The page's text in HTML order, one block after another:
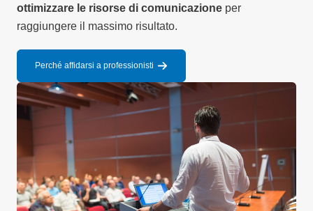
ottimizzare le risorse di comunicazione per
raggiungere il massimo risultato.
Perché affidarsi a professionisti